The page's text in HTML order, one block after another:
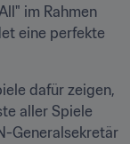
im Rahmen
eine perfekte
dafür zeigen,
aller Spiele
Generalsekretär